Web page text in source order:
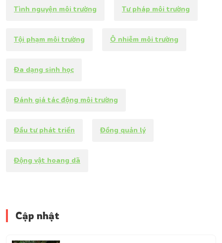
Tình nguyện môi trường Tư pháp môi trường
Tội phạm môi trường Ô nhiễm môi trường
Đa dạng sinh học
Đánh giá tác động môi trường
Đầu tư phát triển Đồng quản lý
Động vật hoang dã
Cập nhật